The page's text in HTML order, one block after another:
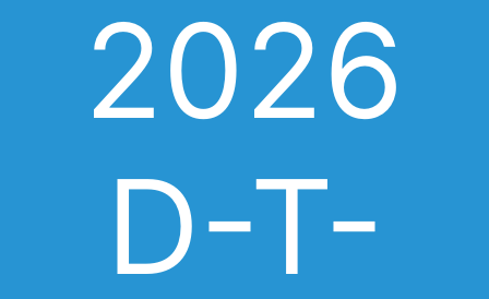
2026
D-T-